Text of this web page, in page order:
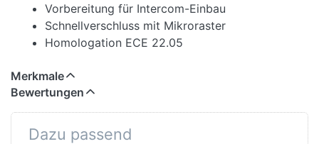
Vorbereitung für Intercom-Einbau
Schnellverschluss mit Mikroraster
Homologation ECE 22.05
Merkmale
Bewertungen
Dazu passend